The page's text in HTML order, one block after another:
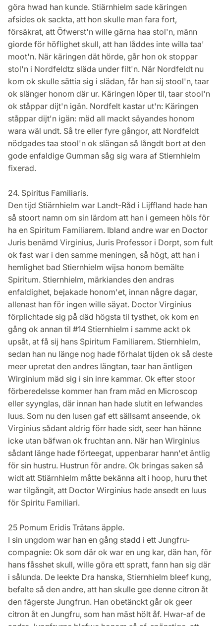
göra hwad han kunde. Stiärnhielm sade käringen
afsides ok sackta, att hon skulle man fara fort,
försäkrat, att Öfwerst'n wille gärna haa stol'n, männ
giorde för höflighet skull, att han låddes inte willa taa'
moot'n. När käringen dät hörde, går hon ok stoppar
stol'n i Nordfeldtz släda under filt'n. När Nordfeldt nu
kom ok skulle sättia sig i slädan, får han sij stool'n, taar
ok slänger honom där ur. Käringen löper til, taar stool'n
ok ståppar dijt'n igän. Nordfelt kastar ut'n: Käringen
ståppar dijt'n igän: mäd all mackt säyandes honom
wara wäl undt. Så tre eller fyre gångor, att Nordfeldt
nödgades taa stool'n ok slängan så långdt bort at den
gode enfaldige Gumman såg sig wara af Stiernhielm
fixerad.
24. Spiritus Familiaris.
Den tijd Stiärnhielm war Landt-Råd i Lijffland hade han
så stoort namn om sin lärdom att han i gemeen höls för
ha en Spiritum Familiarem. Ibland andre war en Doctor
Juris benämd Virginius, Juris Professor i Dorpt, som fult
ok fast war i den samme meningen, så högt, att han i
hemlighet bad Stiernhielm wijsa honom bemälte
Spiritum. Stiernhielm, märkiandes den andras
enfaldighet, bejakade honom'et, innan någre dagar,
allenast han för ingen wille säyat. Doctor Virginius
förplichtade sig på däd högsta til tysthet, ok kom en
gång ok annan til #14 Stiernhielm i samme ackt ok
upsåt, at få sij hans Spiritum Familiarem. Stiernhielm,
sedan han nu länge nog hade förhalat tijden ok så deste
meer upretat den andres längtan, taar han äntligen
Wirginium mäd sig i sin inre kammar. Ok efter stoor
förberedelsse kommer han fram mäd en Microscop
eller syynglas, där innan han hade slutit en lefwandes
luus. Som nu den lusen gaf ett sällsamt anseende, ok
Virginius sådant aldrig förr hade sidt, seer han hänne
icke utan bäfwan ok fruchtan ann. När han Wirginius
sådant länge hade förteegat, uppenbarar hann'et äntlig
för sin hustru. Hustrun för andre. Ok bringas saken så
widt att Stiärnhielm måtte bekänna alt i hoop, huru thet
war tilgångit, att Doctor Wirginius hade ansedt en luus
för Spiritu Familiari.
25 Pomum Eridis Trätans äpple.
I sin ungdom war han en gång stadd i ett Jungfru-
compagnie: Ok som där ok war en ung kar, dän han, för
hans fåsshet skull, wille göra ett spratt, fann han sig där
i sålunda. De leekte Dra hanska, Stiernhielm bleef kung,
befalte så den andre, att han skulle gee denne citron åt
den fägerste Jungfrun. Han obetänckt går ok geer
citron åt en Jungfru, som han mäst hölt åf. Hwar-af de